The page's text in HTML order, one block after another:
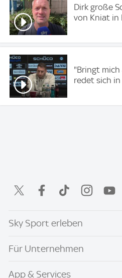
Dirk große
von Kniat in
"Bringt
redet sich in
Sky Sport erleben
Für Unternehmen
App & Services